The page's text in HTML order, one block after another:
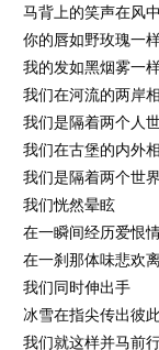
马背上的笑声在风
你的唇如野玫瑰一
我的发如黑烟雾一
我们在河流的两岸
我们是隔着两个人
我们在古堡的内外
我们是隔着两个世
我们恍然晕眩
在一瞬间经历爱恨
在一刹那体味悲欢
我们同时伸出手
冰雪在指尖传出彼
我们就这样并马前